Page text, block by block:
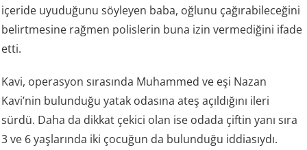
içeride uyuduğunu söyleyen baba, oğlunu çağırabileceğini
belirtmesine rağmen polislerin buna izin vermediğini ifade
etti.
Kavi, operasyon sırasında Muhammed ve eşi Nazan
Kavi’nin bulunduğu yatak odasına ateş açıldığını ileri
sürdü. Daha da dikkat çekici olan ise odada çiftin yanı sıra
3 ve 6 yaşlarında iki çocuğun da bulunduğu iddiasıydı.